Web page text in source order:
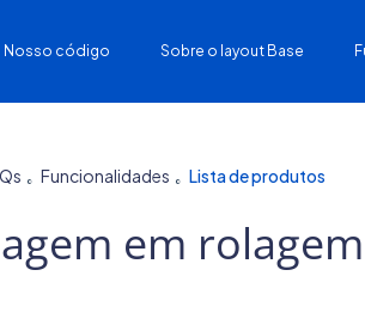
Nosso código Sobre o layout Base
Funcionalidades Lista de produtos
em rolagem